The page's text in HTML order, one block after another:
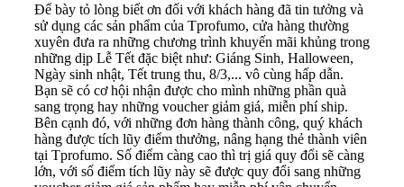
Để bày tỏ lòng biết ơn đối với khách hàng đã tin tưởng và
sử dụng các sản phẩm của Tprofumo, cửa hàng thường
xuyên đưa ra những chương trình khuyến mãi khủng trong
những dịp Lễ Tết đặc biệt như: Giáng Sinh, Halloween,
Ngày sinh nhật, Tết trung thu, 8/3,... vô cùng hấp dẫn.
Bạn sẽ có cơ hội nhận được cho mình những phần quà
sang trọng hay những voucher giảm giá, miễn phí ship.
Bên cạnh đó, với những đơn hàng thành công, quý khách
hàng được tích lũy điểm thưởng, nâng hạng thẻ thành viên
tại Tprofumo. Số điểm càng cao thì trị giá quy đổi sẽ càng
lớn, với số điểm tích lũy này sẽ được quy đổi sang những